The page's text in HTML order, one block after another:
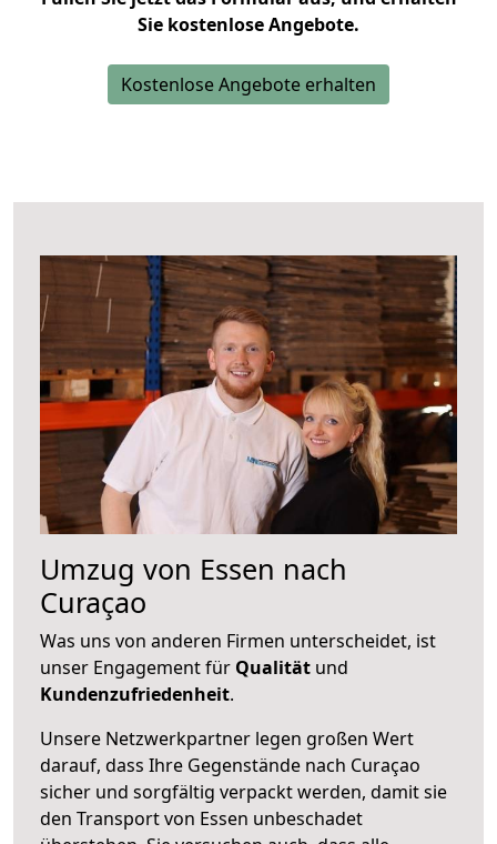
Sie kostenlose Angebote.
Kostenlose Angebote erhalten
Umzug von Essen nach
Curaçao
Was uns von anderen Firmen unterscheidet, ist
unser Engagement für Qualität und
Kundenzufriedenheit.
Unsere Netzwerkpartner legen großen Wert
darauf, dass Ihre Gegenstände nach Curaçao
sicher und sorgfältig verpackt werden, damit sie
den Transport von Essen unbeschadet